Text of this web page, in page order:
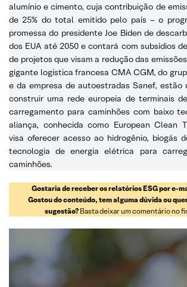
alumínio e cimento, cuja contribuição de
de 25% do total emitido pelo país – o
promessa do presidente Joe Biden de
dos EUA até 2050 e contará com subsídios
de projetos que visam a redução das
gigante logística francesa CMA CGM, do
e da empresa de autoestradas Sanef, estão
construir uma rede europeia de terminais
carregamento para caminhões com baixo
aliança, conhecida como European Clean
visa oferecer acesso ao hidrogênio, biogás
tecnologia de energia elétrica para
caminhões.
Gostaria de receber os relatórios ESG por e-
Gostou do conteúdo, tem alguma dúvida ou
sugestão?Basta deixar um comentário no